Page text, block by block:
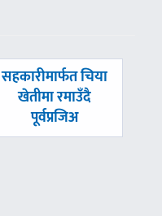
अघिल्लाे
सहकारीमार्फत चिया
खेतीमा रमाउँदै
पूर्वप्रजिअ